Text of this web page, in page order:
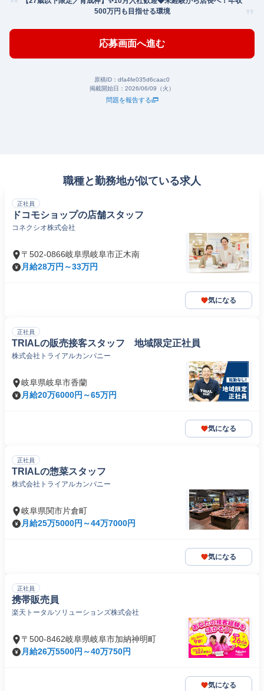
500万円も目指せる環境
応募画面へ進む
原稿ID： dfa4fe035d6caac0
掲載開始日： 2026/06/09（火）
問題を報告する
職種と勤務地が似ている求人
正社員
ドコモショップの店舗スタッフ
コネクシオ株式会社
〒502-0866岐阜県岐阜市正木南
月給28万円～33万円
気になる
正社員
TRIALの販売接客スタッフ 地域限定正社員
株式会社トライアルカンパニー
岐阜県岐阜市香蘭
月給20万6000円～65万円
気になる
正社員
TRIALの惣菜スタッフ
株式会社トライアルカンパニー
岐阜県関市片倉町
月給25万5000円～44万7000円
気になる
正社員
携帯販売員
楽天トータルソリューションズ株式会社
〒500-8462岐阜県岐阜市加納神明町
月給26万5500円～40万750円
気になる